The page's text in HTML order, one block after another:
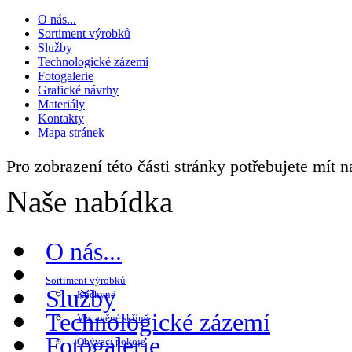
O nás...
Sortiment výrobků
Služby
Technologické zázemí
Fotogalerie
Grafické návrhy
Materiály
Kontakty
Mapa stránek
Pro zobrazení této části stránky potřebujete mít
Naše nabídka
O nás...
Sortiment výrobků
Kuchyně
Vestavěné skříně
Obývací pokoje
Služby
Technologické zázemí
Fotogalerie